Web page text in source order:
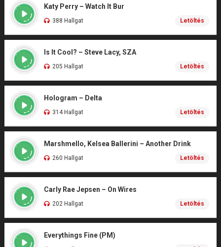
Katy Perry – Watch It Bur
388 Hallgat Letöltés
Is It Cool? – Steve Lacy, SZA
205 Hallgat Letöltés
Hologram – Delta
314 Hallgat Letöltés
Marshmello, Kelsea Ballerini – Another Drink
260 Hallgat Letöltés
Carly Rae Jepsen – On Wires
202 Hallgat Letöltés
Everythings Fine (PM)